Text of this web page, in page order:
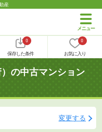
産
0
保存した条件
0
お気に入り
の中古マンション
変更する